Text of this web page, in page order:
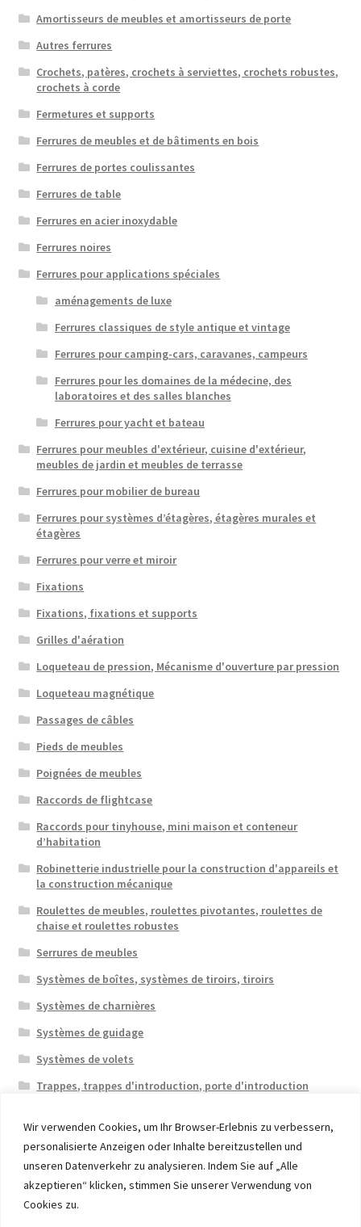
Wir verwenden Cookies, um Ihr Browser-Erlebnis zu verbessern,
personalisierte Anzeigen oder Inhalte bereitzustellen und
unseren Datenverkehr zu analysieren. Indem Sie auf „Alle
akzeptieren“ klicken, stimmen Sie unserer Verwendung von
Cookies zu.
Amortisseurs de meubles et amortisseurs de porte
Autres ferrures
Crochets, patères, crochets à serviettes, crochets robustes,
crochets à corde
Fermetures et supports
Ferrures de meubles et de bâtiments en bois
Ferrures de portes coulissantes
Ferrures de table
Ferrures en acier inoxydable
Ferrures noires
Ferrures pour applications spéciales
aménagements de luxe
Ferrures classiques de style antique et vintage
Ferrures pour camping-cars, caravanes, campeurs
Ferrures pour les domaines de la médecine, des
laboratoires et des salles blanches
Ferrures pour yacht et bateau
Ferrures pour meubles d'extérieur, cuisine d'extérieur,
meubles de jardin et meubles de terrasse
Ferrures pour mobilier de bureau
Ferrures pour systèmes d’étagères, étagères murales et
étagères
Ferrures pour verre et miroir
Fixations
Fixations, fixations et supports
Grilles d'aération
Loqueteau de pression, Mécanisme d'ouverture par pression
Loqueteau magnétique
Passages de câbles
Pieds de meubles
Poignées de meubles
Raccords de flightcase
Raccords pour tinyhouse, mini maison et conteneur
d’habitation
Robinetterie industrielle pour la construction d'appareils et
la construction mécanique
Roulettes de meubles, roulettes pivotantes, roulettes de
chaise et roulettes robustes
Serrures de meubles
Systèmes de boîtes, systèmes de tiroirs, tiroirs
Systèmes de charnières
Systèmes de guidage
Systèmes de volets
Trappes, trappes d'introduction, porte d'introduction
© 2026 Eruon Trade UG, Germany, member of the ERUON